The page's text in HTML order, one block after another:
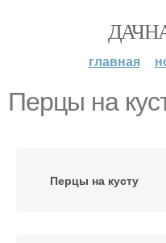
главная
Перцы на
Перцы на кусту